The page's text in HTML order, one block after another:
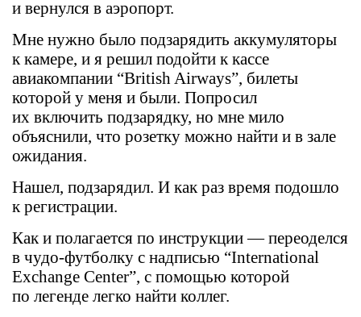
и вернулся в аэропорт.
Мне нужно было подзарядить аккумуляторы
к камере, и я решил подойти к кассе
авиакомпании “British Airways”, билеты
которой у меня и были. Попросил
их включить подзарядку, но мне мило
объяснили, что розетку можно найти и в зале
ожидания.
Нашел, подзарядил. И как раз время подошло
к регистрации.
Как и полагается по инструкции — переоделся
в чудо-футболку с надписью “International
Exchange Center”, с помощью которой
по легенде легко найти коллег.